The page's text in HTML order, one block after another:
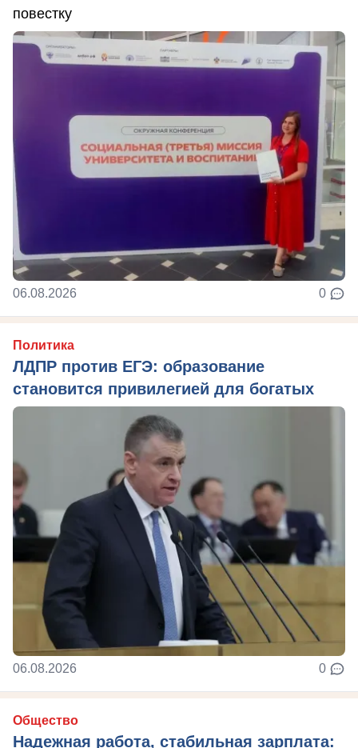
повестку
06.08.2026 0
Политика
ЛДПР против ЕГЭ: образование
становится привилегией для богатых
06.08.2026 0
Общество
Надежная работа, стабильная зарплата: